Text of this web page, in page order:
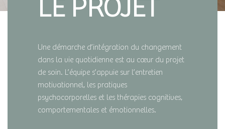
LE PROJET
Une démarche d’intégration du changement
dans la vie quotidienne est au cœur du projet
de soin. L’équipe s’appuie sur l’entretien
motivationnel, les pratiques
psychocorporelles et les thérapies cognitives,
comportementales et émotionnelles.